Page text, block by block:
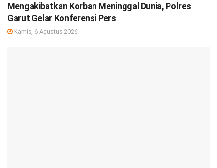
Mengakibatkan Korban Meninggal Dunia, Polres
Garut Gelar Konferensi Pers
Kamis, 6 Agustus 2026